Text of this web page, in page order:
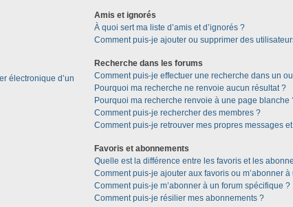
électronique d’un
Amis et ignorés
À quoi sert ma liste d’amis et d’ignorés ?
Comment puis-je ajouter ou supprimer des
Recherche dans les forums
Comment puis-je effectuer une recherche dans un
Pourquoi ma recherche ne renvoie aucun résultat ?
Pourquoi ma recherche renvoie à une page blanche
Comment puis-je rechercher des membres ?
Comment puis-je retrouver mes propres messages
Favoris et abonnements
Quelle est la différence entre les favoris et les
Comment puis-je ajouter aux favoris ou m’abonner
Comment puis-je m’abonner à un forum spécifique ?
Comment puis-je résilier mes abonnements ?